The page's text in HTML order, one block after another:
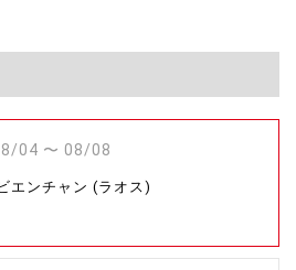
04 〜 08/08
エンチャン (ラオス)